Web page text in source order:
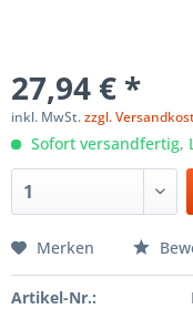
27,94 € *
inkl. MwSt.zzgl.
Sofort versandfertig,
Merken
Artikel-Nr.: